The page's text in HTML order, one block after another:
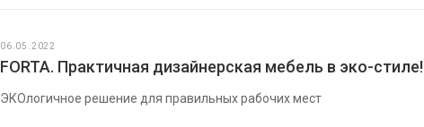
06.05.2022
FORTA. Практичная дизайнерская мебель в эко-стиле!
ЭКОлогичное решение для правильных рабочих мест